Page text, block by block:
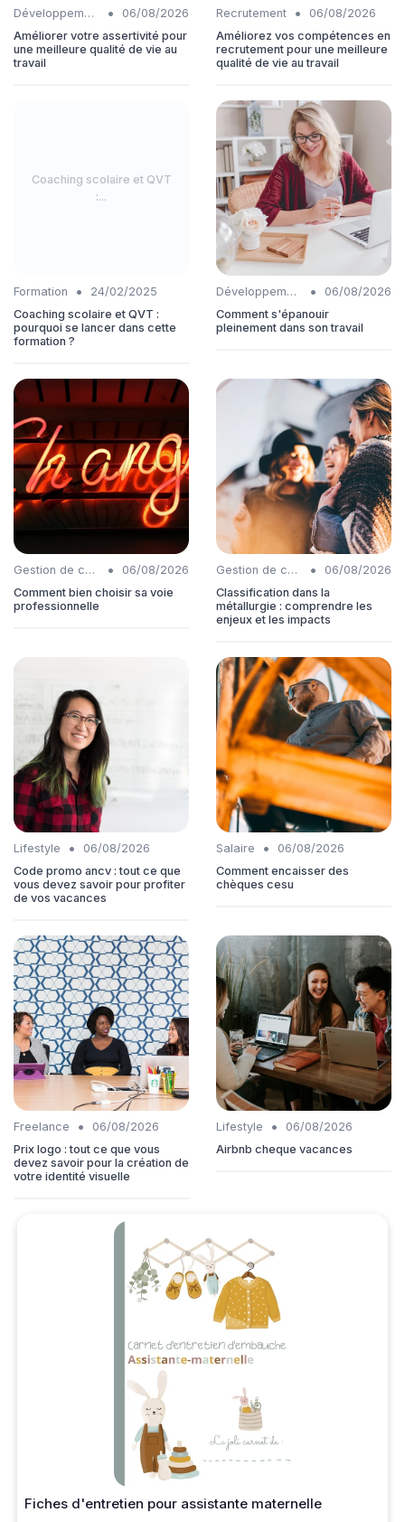
Développement personnel •
06/08/2026
Améliorer votre assertivité pour
une meilleure qualité de vie au
travail
Recrutement •
06/08/2026
Améliorez vos compétences en
recrutement pour une meilleure
qualité de vie au travail
Coaching scolaire et QVT
:...
Formation •
24/02/2025
Coaching scolaire et QVT :
pourquoi se lancer dans cette
formation ?
Développement personnel •
06/08/2026
Comment s'épanouir
pleinement dans son travail
Gestion de carrière •
06/08/2026
Comment bien choisir sa voie
professionnelle
Gestion de carrière •
06/08/2026
Classification dans la
métallurgie : comprendre les
enjeux et les impacts
Lifestyle •
06/08/2026
Code promo ancv : tout ce que
vous devez savoir pour profiter
de vos vacances
Salaire •
06/08/2026
Comment encaisser des
chèques cesu
Freelance •
06/08/2026
Prix logo : tout ce que vous
devez savoir pour la création de
votre identité visuelle
Lifestyle •
06/08/2026
Airbnb cheque vacances
Fiches d'entretien pour assistante maternelle